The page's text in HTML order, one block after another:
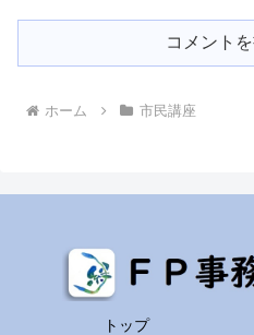
コメント
ホーム 市民講座
トップ